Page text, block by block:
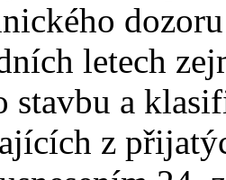
letech
stavbu a
z